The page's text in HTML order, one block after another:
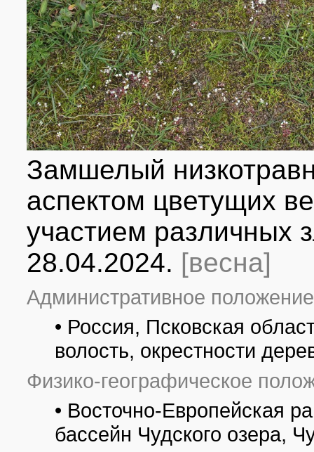
Замшелый
аспектом цветущих
участием различных
28.04.2024. [весна]
Административное
• Россия, Псковская
волость, окрестности
Физико-географическое
• Восточно-Европейская
бассейн Чудского озера,